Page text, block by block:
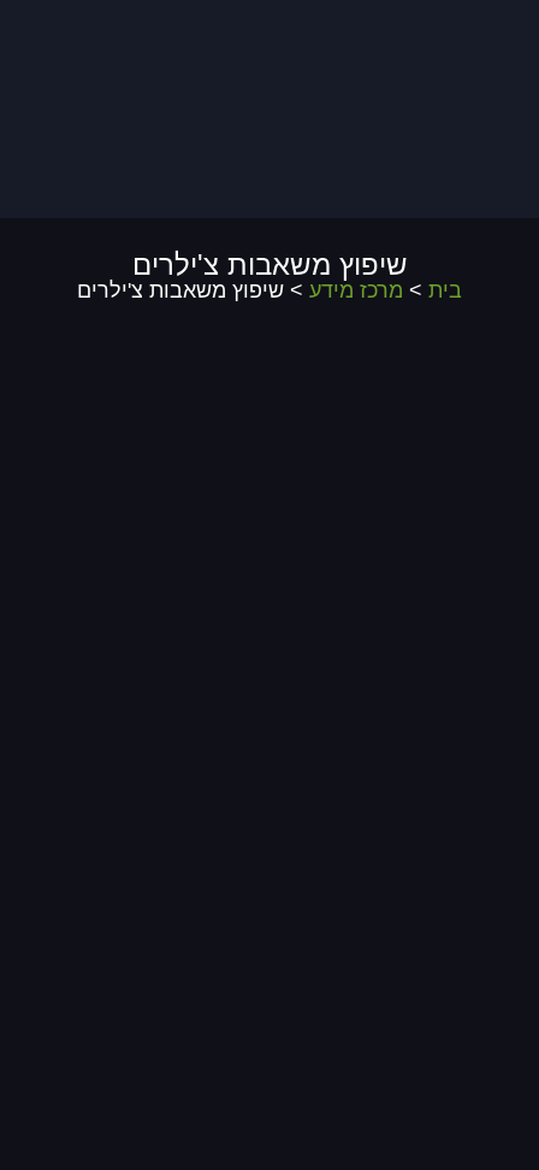
שיפוץ משאבות צ'ילרים
בית > מרכז מידע > שיפוץ משאבות צ'ילרים